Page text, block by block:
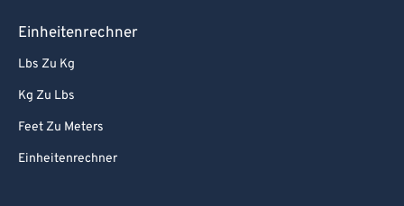
Einheitenrechner
Lbs Zu Kg
Kg Zu Lbs
Feet Zu Meters
Einheitenrechner